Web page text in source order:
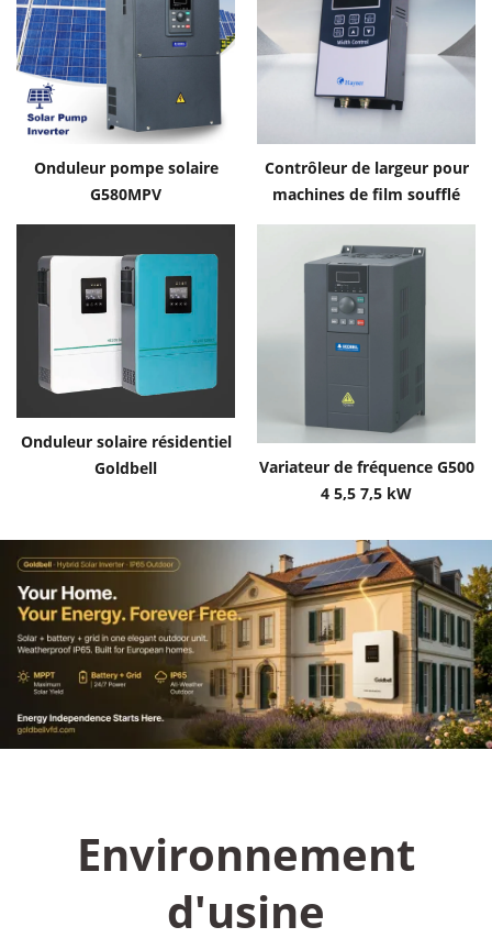
Onduleur pompe solaire
G580MPV
Contrôleur de largeur pour
machines de film soufflé
Goldbell
Onduleur solaire résidentiel
Goldbell
Variateur de fréquence G500
4 5,5 7,5 kW
Environnement
d'usine